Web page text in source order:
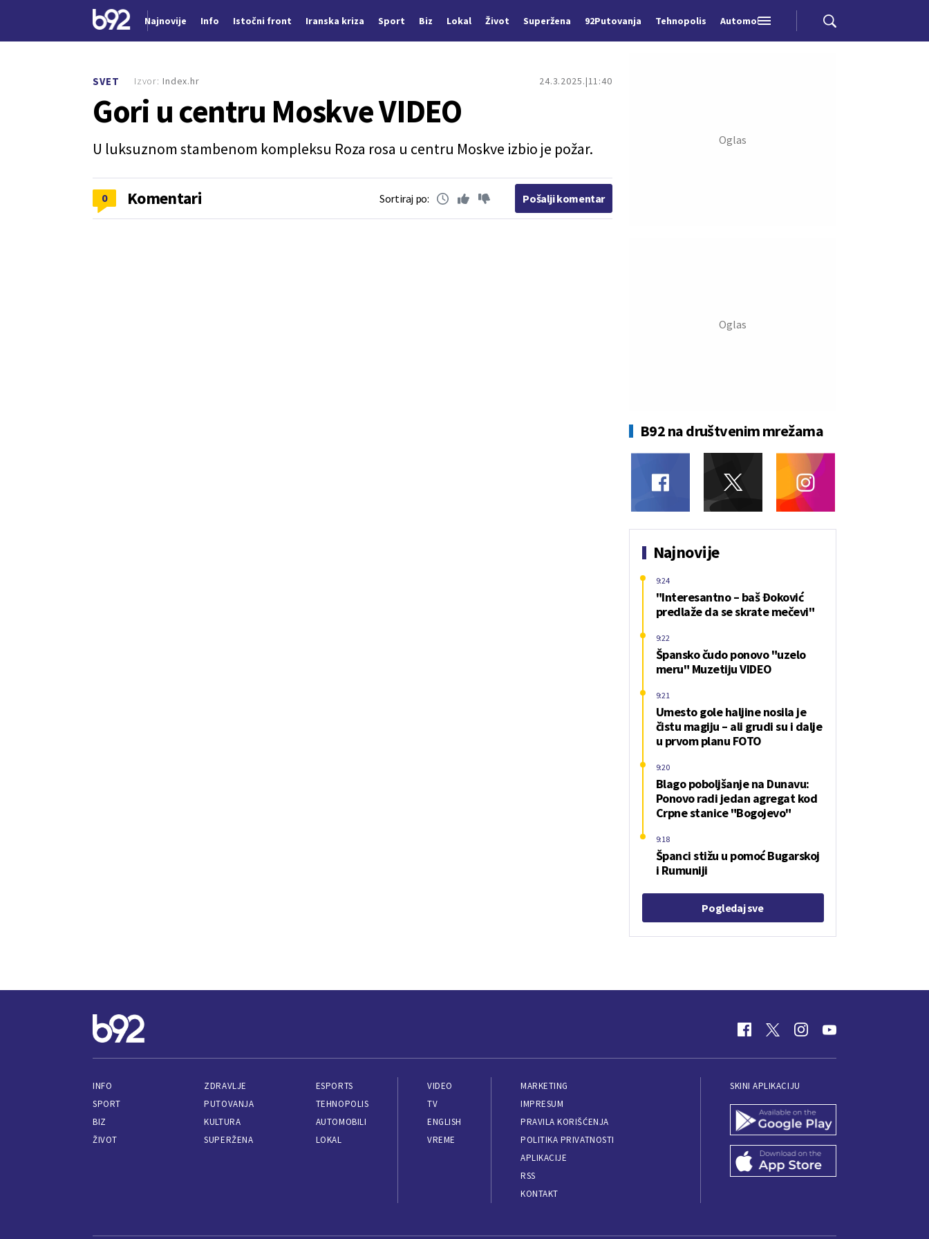
Najnovije Info Istočni front Iranska kriza Sport Biz Lokal Život Superžena 92Putovanja Tehnopolis Automobili
SVET 24.3.2025. 11:40
Gori u centru Moskve VIDEO
U luksuznom stambenom kompleksu Roza rosa u centru Moskve izbio je požar.
Izvor: Index.hr
0 Komentari Sortiraj po: Pošalji komentar
B92 na društvenim mrežama
Najnovije
"Interesantno – baš Đoković
predlaže da se skrate mečevi"
9:24
Špansko čudo ponovo "uzelo
meru" Muzetiju VIDEO
9:22
Umesto gole haljine nosila je
čistu magiju – ali grudi su i dalje
u prvom planu FOTO
9:21
Blago poboljšanje na Dunavu:
Ponovo radi jedan agregat kod
Crpne stanice "Bogojevo"
9:20
Španci stižu u pomoć Bugarskoj
i Rumuniji
9:18
Pogledaj sve
INFO
SPORT
BIZ
ŽIVOT
ZDRAVLJE
PUTOVANJA
KULTURA
SUPERŽENA
ESPORTS
TEHNOPOLIS
AUTOMOBILI
LOKAL
VIDEO
TV
ENGLISH
VREME
MARKETING
IMPRESUM
PRAVILA KORIŠĆENJA
POLITIKA PRIVATNOSTI
APLIKACIJE
RSS
KONTAKT
SKINI APLIKACIJU